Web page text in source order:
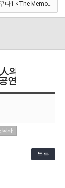
[21.12.04] 힐링콘서트 춤으로, 대구! 희망을 꿈꾸다1 <The Memory of …
오페라하우스
의
연
복사
목록